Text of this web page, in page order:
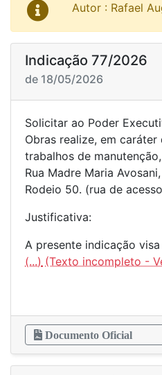
Autor : Rafael
Indicação 77/2026
de 18/05/2026
Solicitar ao Poder
Obras realize, em caráter
trabalhos de
Rua Madre Maria
Rodeio 50. (rua de
Justificativa:
A presente indicação
(...)
Documento Oficial